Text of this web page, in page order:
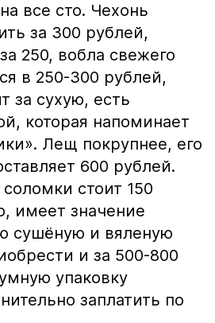
все сто. Чехонь
за 300 рублей,
250, вобла свежего
в 250-300 рублей,
за сухую, есть
которая напоминает
Лещ покрупнее, его
600 рублей.
стоит 150
имеет значение
сушёную и вяленую
и за 500-800
упаковку
заплатить по